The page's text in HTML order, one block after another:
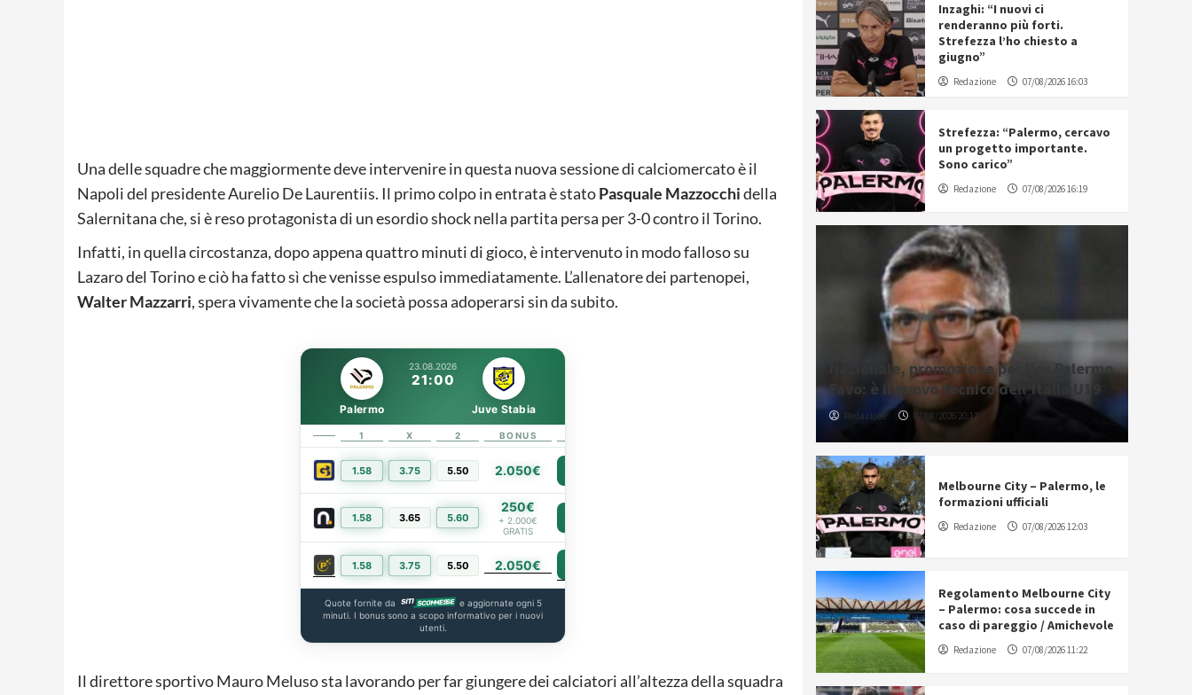
Una delle squadre che maggiormente deve intervenire in questa nuova sessione di calciomercato è il
Napoli del presidente Aurelio De Laurentiis. Il primo colpo in entrata è statoPasquale Mazzocchidella
Salernitana che, si è reso protagonista di un esordio shock nella partita persa per 3-0 contro il Torino.
Infatti, in quella circostanza, dopo appena quattro minuti di gioco, è intervenuto in modo falloso su
Lazaro del Torino e ciò ha fatto sì che venisse espulso immediatamente. L’allenatore dei partenopei,
Walter Mazzarri, spera vivamente che la società possa adoperarsi sin da subito.
23.08.2026
21:00
Palermo Juve Stabia
1 X 2 BONUS
1.58 3.75 5.50 2.050€
1.58 3.65 5.60
250€
+ 2.000€
GRATIS
1.58 3.75 5.50 2.050€
Quote fornite da
e aggiornate ogni 5
minuti. I bonus sono a scopo informativo per i nuovi
utenti.
Il direttore sportivo Mauro Meluso sta lavorando per far giungere dei calciatori all’altezza della squadra
Inzaghi: “I nuovi ci
renderanno più forti.
Strefezza l’ho chiesto a
giugno”
Redazione 07/08/2026 16:03
Strefezza: “Palermo, cercavo
un progetto importante.
Sono carico”
Redazione 07/08/2026 16:19
Nazionale, promozione per l’ex Palermo
Favo: è il nuovo tecnico dell’Italia U19
Redazione 07/08/2026 20:12
Melbourne City – Palermo, le
formazioni ufficiali
Redazione 07/08/2026 12:03
Regolamento Melbourne City
– Palermo: cosa succede in
caso di pareggio / Amichevole
Redazione 07/08/2026 11:22